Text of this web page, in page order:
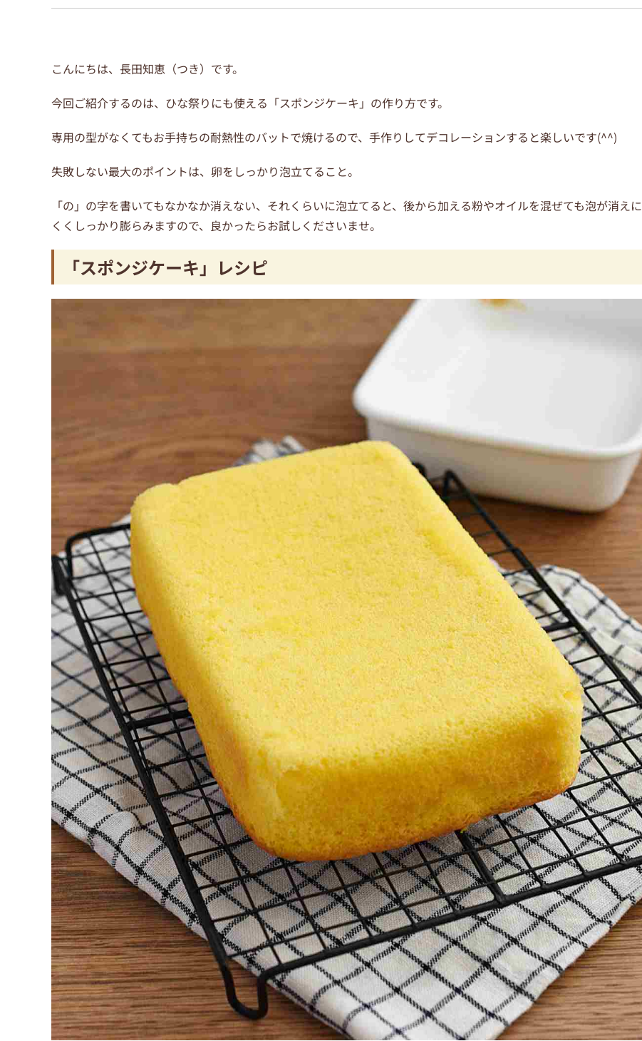
こんにちは、長田知恵（つき）です。
今回ご紹介するのは、ひな祭りにも使える「スポンジケーキ」の作り方です。
専用の型がなくてもお手持ちの耐熱性のバットで焼けるので、手作りしてデコレーションすると楽しいです(^^)
失敗しない最大のポイントは、卵をしっかり泡立てること。
「の」の字を書いてもなかなか消えない、それくらいに泡立てると、後から加える粉やオイルを混ぜても泡が消えに
くくしっかり膨らみますので、良かったらお試しくださいませ。
「スポンジケーキ」レシピ